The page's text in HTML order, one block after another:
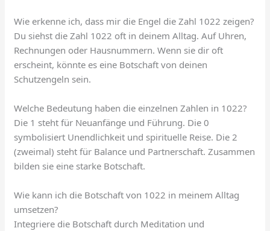
Wie erkenne ich, dass mir die Engel die Zahl 1022 zeigen?
Du siehst die Zahl 1022 oft in deinem Alltag. Auf Uhren,
Rechnungen oder Hausnummern. Wenn sie dir oft
erscheint, könnte es eine Botschaft von deinen
Schutzengeln sein.
Welche Bedeutung haben die einzelnen Zahlen in 1022?
Die 1 steht für Neuanfänge und Führung. Die 0
symbolisiert Unendlichkeit und spirituelle Reise. Die 2
(zweimal) steht für Balance und Partnerschaft. Zusammen
bilden sie eine starke Botschaft.
Wie kann ich die Botschaft von 1022 in meinem Alltag
umsetzen?
Integriere die Botschaft durch Meditation und